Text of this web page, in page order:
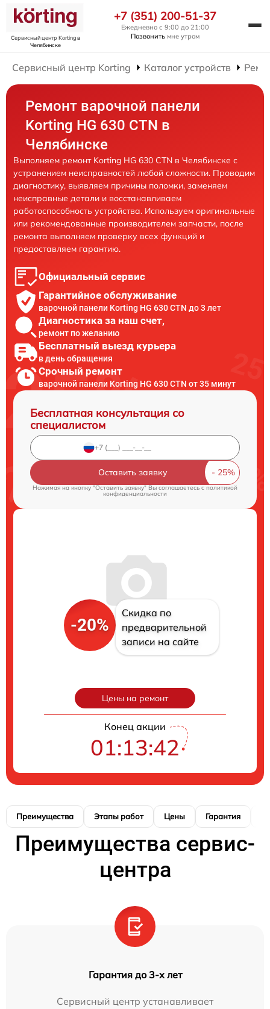
Сервисный центр Kortingв
Челябинске
+7 (351) 200-51-37
Ежедневно с 9:00 до 21:00
Позвонить мне утром
Сервисный центр Korting Каталог устройств
Ремонт варочной панели
Korting HG 630 CTN в
Челябинске
Выполняем ремонт Korting HG 630 CTN в Челябинске с
устранением неисправностей любой сложности. Проводим
диагностику, выявляем причины поломки, заменяем
неисправные детали и восстанавливаем
работоспособность устройства. Используем оригинальные
или рекомендованные производителем запчасти, после
ремонта выполняем проверку всех функций и
предоставляем гарантию.
Официальный сервис
Гарантийное обслуживание
варочной панели Korting HG 630 CTN до 3 лет
Диагностика за наш счет,
ремонт по желанию
Бесплатный выезд курьера
в день обращения
Срочный ремонт
варочной панели Korting HG 630 CTN от 35 минут
Бесплатная консультация со
специалистом
Оставить заявку
Нажимая на кнопку "Оставить заявку" Вы соглашаетесь cполитикой
конфиденциальности
-20%
Скидка по
предварительной
записи на сайте
Цены на ремонт
Конец акции
01:13:41
Преимущества Этапы работ Цены Гарантия
Преимущества сервис-
центра
Гарантия до 3-х лет
Сервисный центр устанавливает